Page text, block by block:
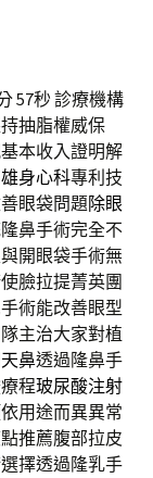
57秒診療機構
抽脂權威保
本收入證明解
身心科專利技
眼袋問題除眼
鼻手術完全不
開眼袋手術無
臉拉提菁英團
術能改善眼型
主治大家對植
鼻透過隆鼻手
程玻尿酸注射
用途而異異常
推薦腹部拉皮
擇透過隆乳手